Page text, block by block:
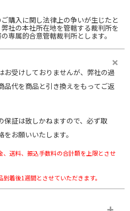
購入に関し法律上の争いが生じたと
弊社の本社所在地を管轄する裁判所を
専属的合意管轄裁判所とします。
お受けしておりませんが、弊社の過
品代を商品と引き換えをもってご返
保証は致しかねますので、必ず取
お願いいたします。
送料、振込手数料の合計額を上限とさせ
着後1週間とさせていただきます。